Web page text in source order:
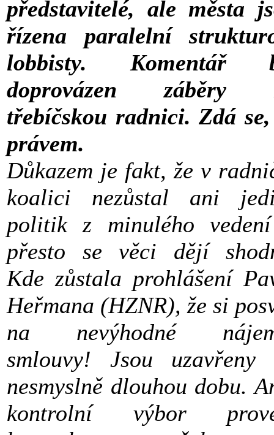
představitelé, ale města
řízena paralelní
lobbisty. Komentář
doprovázen záběry
třebíčskou radnici. Zdá se,
právem.
Důkazem je fakt, že v
koalici nezůstal ani
politik z minulého
přesto se věci dějí
Kde zůstala prohlášení
Heřmana (HZNR), že si
na nevýhodné
smlouvy! Jsou uzavřeny
nesmyslně dlouhou dobu.
kontrolní výbor